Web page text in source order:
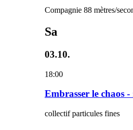
Compagnie 88 mètres/
Sa
03.10.
18:00
Embrasser le chaos
collectif particules fines